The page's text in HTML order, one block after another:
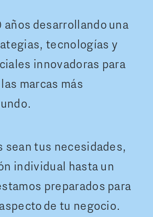
años desarrollando una
tecnologías y
innovadoras para
marcas más
sean tus necesidades,
individual hasta un
preparados para
de tu negocio.